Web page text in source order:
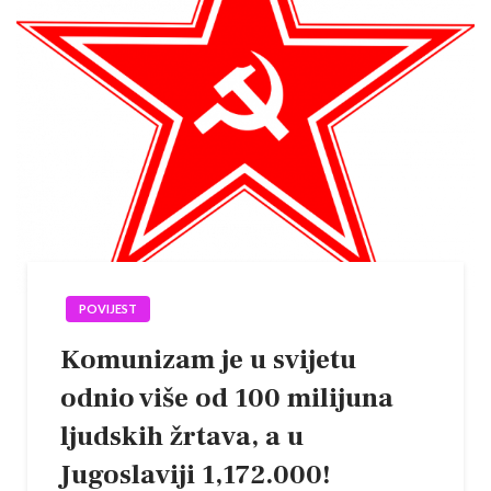
POVIJEST
Komunizam je u svijetu
odnio više od 100 milijuna
ljudskih žrtava, a u
Jugoslaviji 1,172.000!